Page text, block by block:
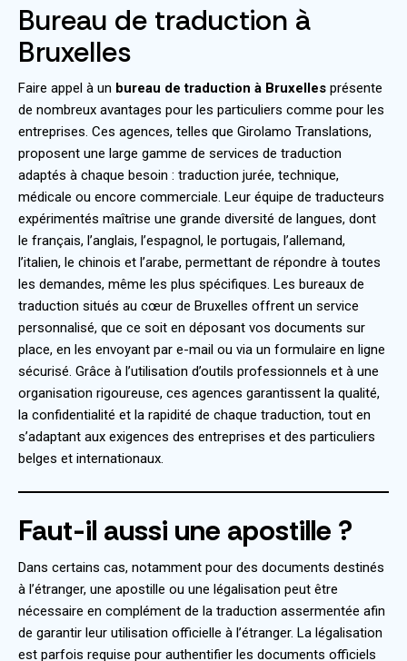
Bureau de traduction à
Bruxelles
Faire appel à un bureau de traduction à Bruxelles présente
de nombreux avantages pour les particuliers comme pour les
entreprises. Ces agences, telles que Girolamo Translations,
proposent une large gamme de services de traduction
adaptés à chaque besoin : traduction jurée, technique,
médicale ou encore commerciale. Leur équipe de traducteurs
expérimentés maîtrise une grande diversité de langues, dont
le français, l’anglais, l’espagnol, le portugais, l’allemand,
l’italien, le chinois et l’arabe, permettant de répondre à toutes
les demandes, même les plus spécifiques. Les bureaux de
traduction situés au cœur de Bruxelles offrent un service
personnalisé, que ce soit en déposant vos documents sur
place, en les envoyant par e-mail ou via un formulaire en ligne
sécurisé. Grâce à l’utilisation d’outils professionnels et à une
organisation rigoureuse, ces agences garantissent la qualité,
la confidentialité et la rapidité de chaque traduction, tout en
s’adaptant aux exigences des entreprises et des particuliers
belges et internationaux.
Faut-il aussi une apostille ?
Dans certains cas, notamment pour des documents destinés
à l’étranger, une apostille ou une légalisation peut être
nécessaire en complément de la traduction assermentée afin
de garantir leur utilisation officielle à l’étranger. La légalisation
est parfois requise pour authentifier les documents officiels